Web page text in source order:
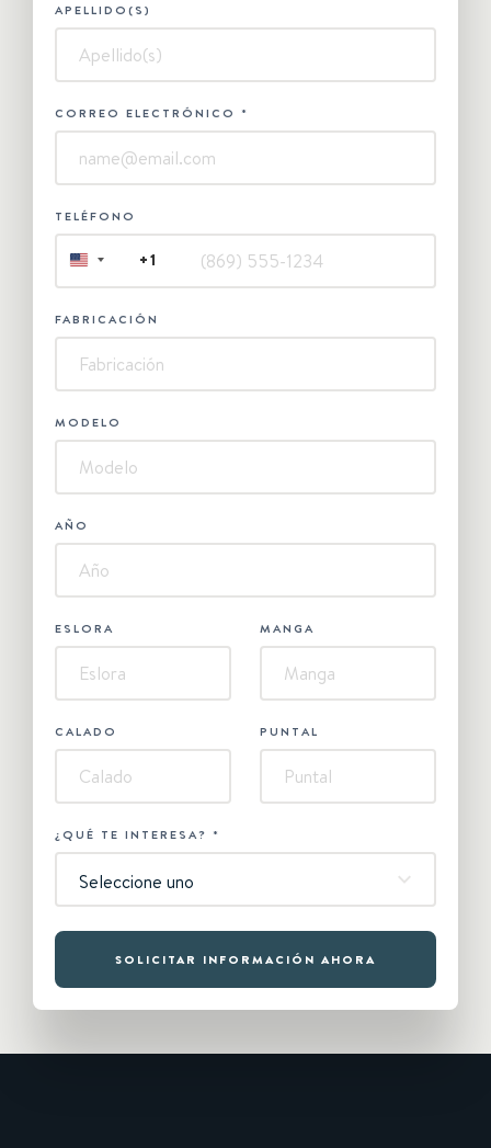
APELLIDO(S)
CORREO ELECTRÓNICO *
TELÉFONO
UNITED
+1
+1
FABRICACIÓN
MODELO
AÑO
ESLORA MANGA
CALADO PUNTAL
¿QUÉ TE INTERESA? *
Seleccione uno
SOLICITAR INFORMACIÓN AHORA